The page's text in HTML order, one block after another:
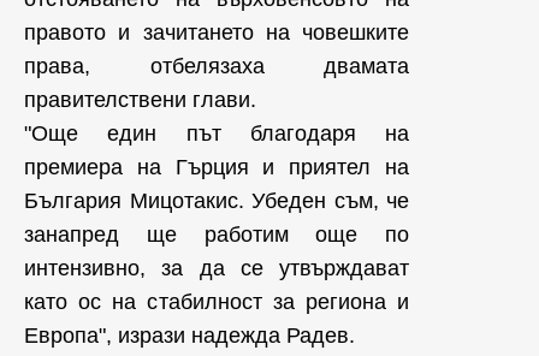
правото и зачитането на човешките
права, отбелязаха двамата
правителствени глави.
"Още един път благодаря на
премиера на Гърция и приятел на
България Мицотакис. Убеден съм, че
занапред ще работим още по
интензивно, за да се утвърждават
като ос на стабилност за региона и
Европа", изрази надежда Радев.